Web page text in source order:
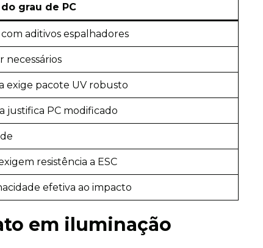
grau de PC
aditivos espalhadores
necessários
exige pacote UV robusto
justifica PC modificado
resistência a ESC
efetiva ao impacto
em iluminação